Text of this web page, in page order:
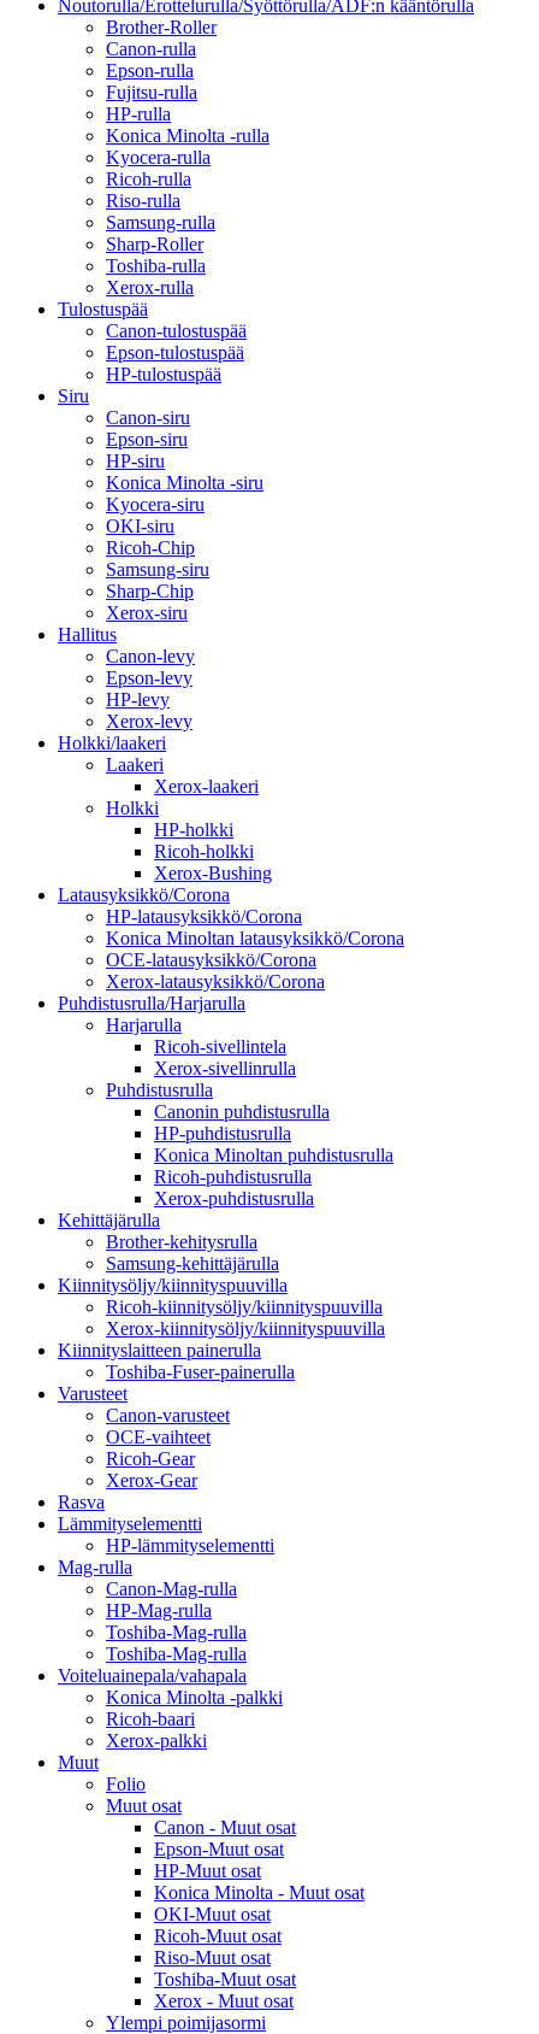
Noutorulla/Erottelurulla/Syöttörulla/ADF:n kääntörulla
Brother-Roller
Canon-rulla
Epson-rulla
Fujitsu-rulla
HP-rulla
Konica Minolta -rulla
Kyocera-rulla
Ricoh-rulla
Riso-rulla
Samsung-rulla
Sharp-Roller
Toshiba-rulla
Xerox-rulla
Tulostuspää
Canon-tulostuspää
Epson-tulostuspää
HP-tulostuspää
Siru
Canon-siru
Epson-siru
HP-siru
Konica Minolta -siru
Kyocera-siru
OKI-siru
Ricoh-Chip
Samsung-siru
Sharp-Chip
Xerox-siru
Hallitus
Canon-levy
Epson-levy
HP-levy
Xerox-levy
Holkki/laakeri
Laakeri
Xerox-laakeri
Holkki
HP-holkki
Ricoh-holkki
Xerox-Bushing
Latausyksikkö/Corona
HP-latausyksikkö/Corona
Konica Minoltan latausyksikkö/Corona
OCE-latausyksikkö/Corona
Xerox-latausyksikkö/Corona
Puhdistusrulla/Harjarulla
Harjarulla
Ricoh-sivellintela
Xerox-sivellinrulla
Puhdistusrulla
Canonin puhdistusrulla
HP-puhdistusrulla
Konica Minoltan puhdistusrulla
Ricoh-puhdistusrulla
Xerox-puhdistusrulla
Kehittäjärulla
Brother-kehitysrulla
Samsung-kehittäjärulla
Kiinnitysöljy/kiinnityspuuvilla
Ricoh-kiinnitysöljy/kiinnityspuuvilla
Xerox-kiinnitysöljy/kiinnityspuuvilla
Kiinnityslaitteen painerulla
Toshiba-Fuser-painerulla
Varusteet
Canon-varusteet
OCE-vaihteet
Ricoh-Gear
Xerox-Gear
Rasva
Lämmityselementti
HP-lämmityselementti
Mag-rulla
Canon-Mag-rulla
HP-Mag-rulla
Toshiba-Mag-rulla
Toshiba-Mag-rulla
Voiteluainepala/vahapala
Konica Minolta -palkki
Ricoh-baari
Xerox-palkki
Muut
Folio
Muut osat
Canon - Muut osat
Epson-Muut osat
HP-Muut osat
Konica Minolta - Muut osat
OKI-Muut osat
Ricoh-Muut osat
Riso-Muut osat
Toshiba-Muut osat
Xerox - Muut osat
Ylempi poimijasormi